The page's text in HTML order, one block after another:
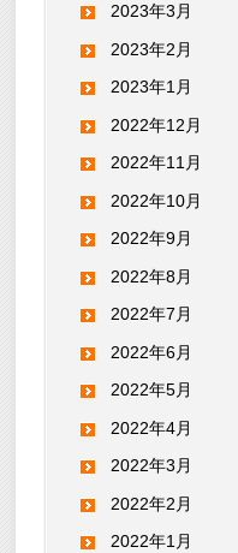
2023年3月
2023年2月
2023年1月
2022年12月
2022年11月
2022年10月
2022年9月
2022年8月
2022年7月
2022年6月
2022年5月
2022年4月
2022年3月
2022年2月
2022年1月